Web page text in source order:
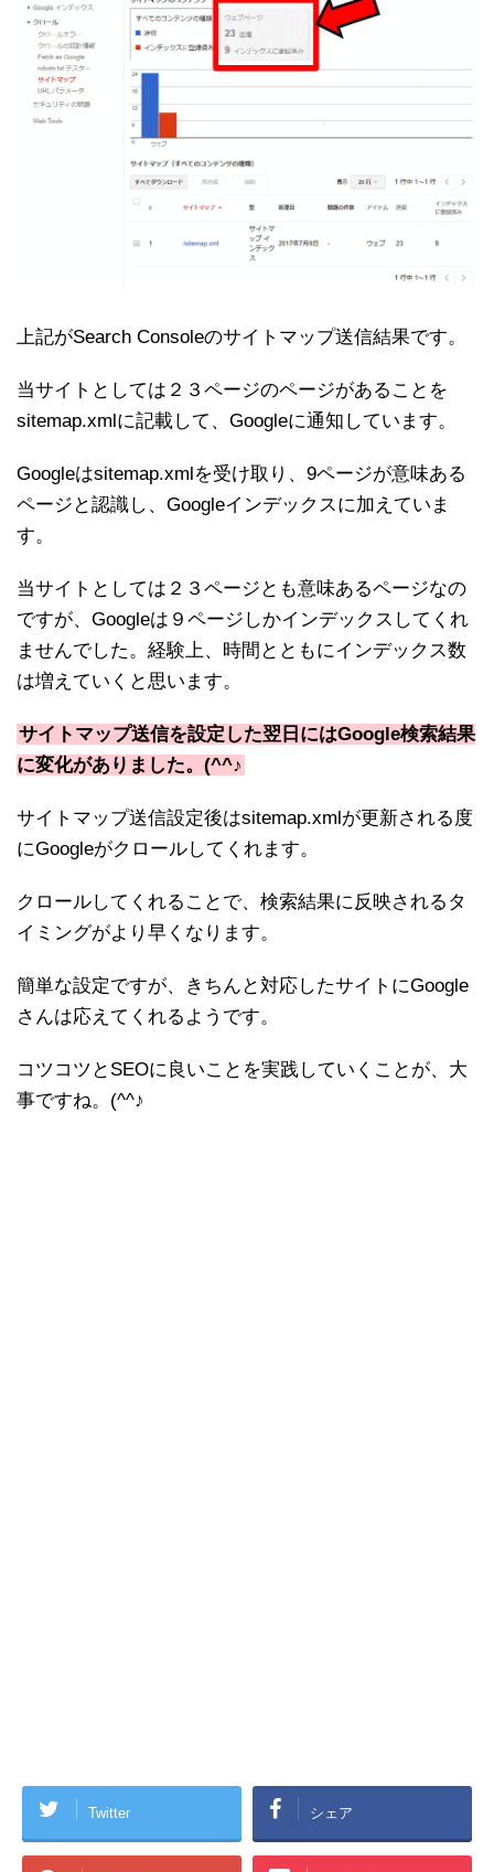
上記がSearch Consoleのサイトマップ送信結果です。
当サイトとしては２３ページのページがあることを
sitemap.xmlに記載して、Googleに通知しています。
Googleはsitemap.xmlを受け取り、9ページが意味ある
ページと認識し、Googleインデックスに加えていま
す。
当サイトとしては２３ページとも意味あるページなの
ですが、Googleは９ページしかインデックスしてくれ
ませんでした。経験上、時間とともにインデックス数
は増えていくと思います。
サイトマップ送信を設定した翌日にはGoogle検索結果
に変化がありました。(^^♪
サイトマップ送信設定後はsitemap.xmlが更新される度
にGoogleがクロールしてくれます。
クロールしてくれることで、検索結果に反映されるタ
イミングがより早くなります。
簡単な設定ですが、きちんと対応したサイトにGoogle
さんは応えてくれるようです。
コツコツとSEOに良いことを実践していくことが、大
事ですね。(^^♪
Twitter シェア